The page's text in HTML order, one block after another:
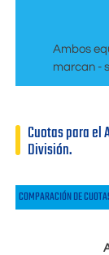
Ambos
marcan -
Cuotas para el
División.
COMPARACIÓN DE